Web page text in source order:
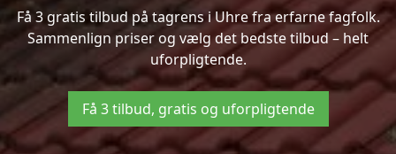
Få 3 gratis tilbud på tagrens i Uhre fra erfarne fagfolk.
Sammenlign priser og vælg det bedste tilbud – helt
uforpligtende.
Få 3 tilbud, gratis og uforpligtende